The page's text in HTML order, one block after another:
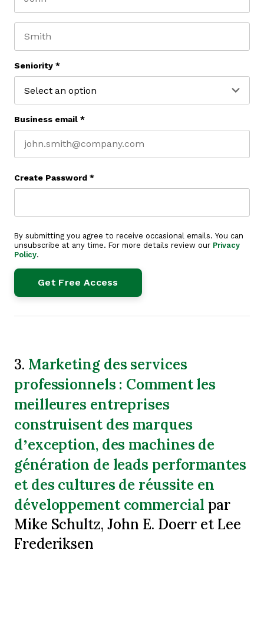
Seniority *
Business email *
Create Password *
By submitting you agree to receive occasional emails. You can
unsubscribe at any time. For more details review our Privacy
Policy.
3. Marketing des services
professionnels : Comment les
meilleures entreprises
construisent des marques
d’exception, des machines de
génération de leads performantes
et des cultures de réussite en
développement commercial par
Mike Schultz, John E. Doerr et Lee
Frederiksen